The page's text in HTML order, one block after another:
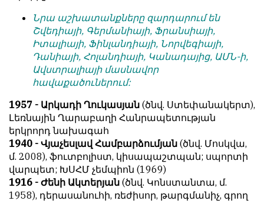
Նրա աշխատանքները զարդարում են
Շվեդիայի, Գերմանիայի, Ֆրանսիայի,
Իտալիայի, Ֆինլանդիայի, Նորվեգիայի,
Դանիայի, Հոլանդիայի, Կանադայից, ԱՄՆ-ի,
Ավստրալիայի մասնավոր
հավաքածուներում:
1957 - Արկադի Ղուկասյան (ծնվ. Ստեփանակերտ),
Լեռնային Ղարաբաղի Հանրապետության
երկրորդ նախագահ
1940 - Վյաչեսլավ Համբարձումյան (ծնվ. Մոսկվա,
մ. 2008), ֆուտբոլիստ, կիսապաշտպան; սպորտի
վարպետ; ԽՍՀՄ չեմպիոն (1969)
1916 - Ժենի Ակտերյան (ծնվ. Կոնստանտա, մ.
1958), դերասանուհի, ռեժիսոր, թարգմանիչ, գրող